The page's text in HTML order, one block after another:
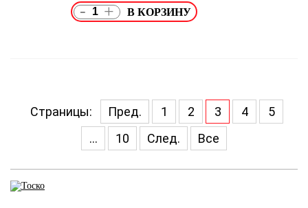
- +
Страницы: Пред. 1 2 3 4
5
...
10 След. Все